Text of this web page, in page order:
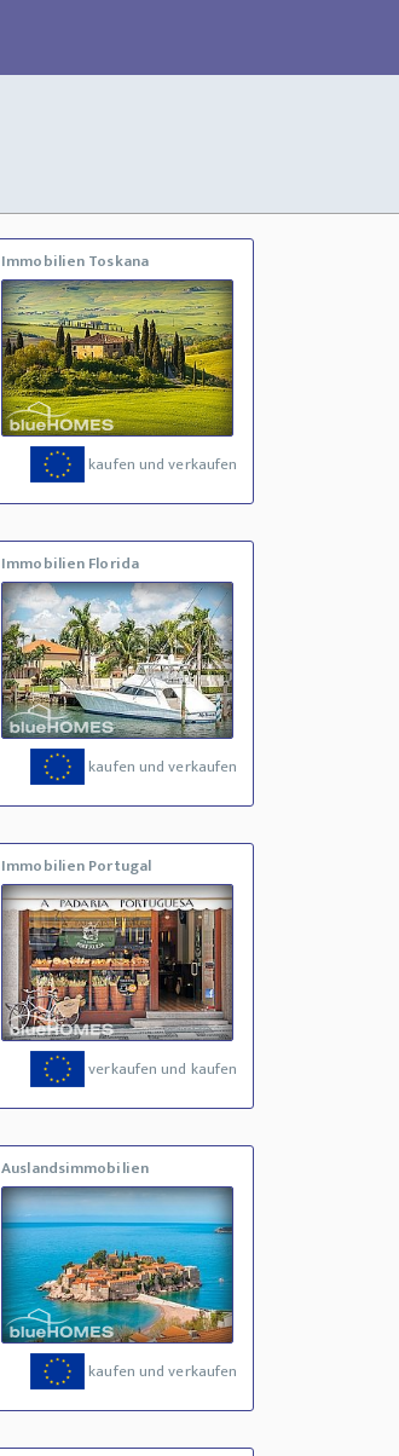
Immobilien Toskana
kaufen und verkaufen
Immobilien Florida
kaufen und verkaufen
Immobilien Portugal
verkaufen und kaufen
Auslandsimmobilien
kaufen und verkaufen